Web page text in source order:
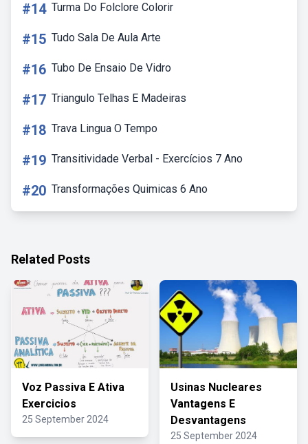
#14 Turma Do Folclore Colorir
#15 Tudo Sala De Aula Arte
#16 Tubo De Ensaio De Vidro
#17 Triangulo Telhas E Madeiras
#18 Trava Lingua O Tempo
#19 Transitividade Verbal - Exercícios 7 Ano
#20 Transformações Quimicas 6 Ano
Related Posts
Voz Passiva E Ativa
Exercicios
25 September 2024
Usinas Nucleares
Vantagens E
Desvantagens
25 September 2024